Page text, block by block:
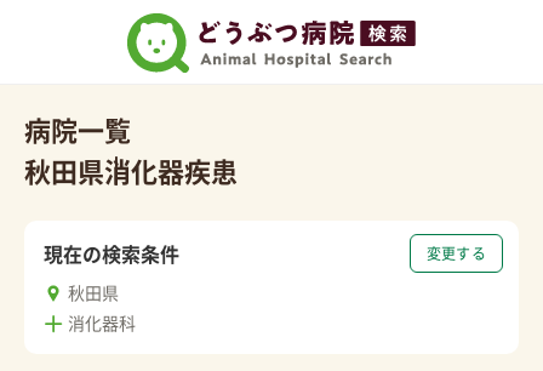
病院一覧
秋田県消化器疾患
変更する
現在の検索条件
秋田県
消化器科